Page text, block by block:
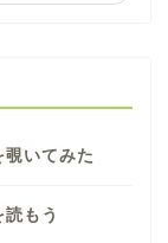
いてみた
もう